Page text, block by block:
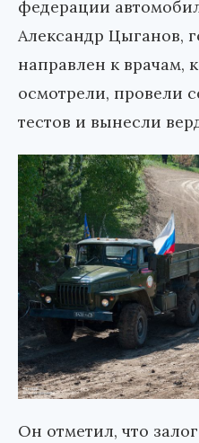
федерации
Александр Цыганов,
направлен к врачам,
осмотрели, провели
тестов и вынесли
Он отметил, что